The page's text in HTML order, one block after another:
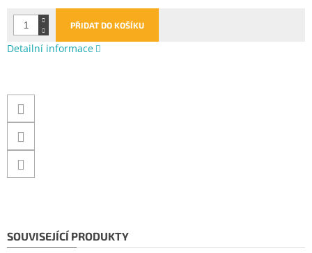
PŘIDAT DO KOŠÍKU
Detailní informace
SOUVISEJÍCÍ PRODUKTY